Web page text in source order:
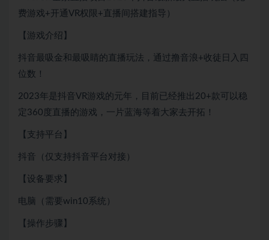
【游戏介绍】
抖音最吸金和最吸睛的直播玩法，通过撸音浪+收徒日入四
位数！
2023年是抖音VR游戏的元年，目前已经推出20+款可以稳
定360度直播的游戏，一片蓝海等着大家去开拓！
【支持平台】
抖音（仅支持抖音平台对接）
【设备要求】
电脑（需要win10系统）
【操作步骤】